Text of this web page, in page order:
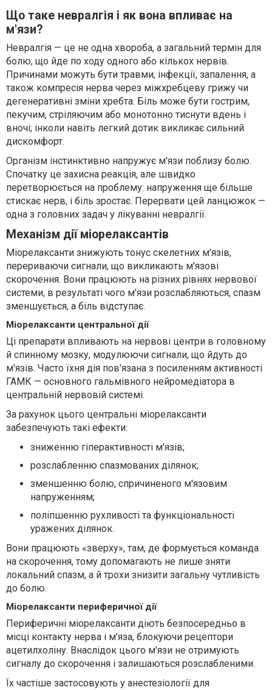
Що таке невралгія і як вона впливає на
м'язи?
Невралгія — це не одна хвороба, а загальний термін для
болю, що йде по ходу одного або кількох нервів.
Причинами можуть бути травми, інфекції, запалення, а
також компресія нерва через міжхребцеву грижу чи
дегенеративні зміни хребта. Біль може бути гострим,
пекучим, стріляючим або монотонно тиснути вдень і
вночі; інколи навіть легкий дотик викликає сильний
дискомфорт.
Організм інстинктивно напружує м'язи поблизу болю.
Спочатку це захисна реакція, але швидко
перетворюється на проблему: напруження ще більше
стискає нерв, і біль зростає. Перервати цей ланцюжок —
одна з головних задач у лікуванні невралгії.
Механізм дії міорелаксантів
Міорелаксанти знижують тонус скелетних м'язів,
перериваючи сигнали, що викликають м'язові
скорочення. Вони працюють на різних рівнях нервової
системи, в результаті чого м'язи розслабляються, спазм
зменшується, а біль відступає.
Міорелаксанти центральної дії
Ці препарати впливають на нервові центри в головному
й спинному мозку, модулюючи сигнали, що йдуть до
м'язів. Часто їхня дія пов'язана з посиленням активності
ГАМК — основного гальмівного нейромедіатора в
центральній нервовій системі.
За рахунок цього центральні міорелаксанти
забезпечують такі ефекти:
зниженню гіперактивності м'язів;
розслабленню спазмованих ділянок;
зменшенню болю, спричиненого м'язовим
напруженням;
поліпшенню рухливості та функціональності
уражених ділянок.
Вони працюють «зверху», там, де формується команда
на скорочення, тому допомагають не лише зняти
локальний спазм, а й трохи знизити загальну чутливість
до болю.
Міорелаксанти периферичної дії
Периферичні міорелаксанти діють безпосередньо в
місці контакту нерва і м'яза, блокуючи рецептори
ацетилхоліну. Внаслідок цього м'язи не отримують
сигналу до скорочення і залишаються розслабленими.
Їх частіше застосовують у анестезіології для